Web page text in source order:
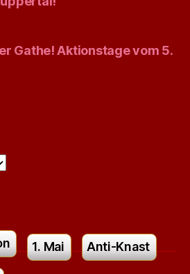
Gathe! Aktionstage vom 5.
1. Mai Anti-Knast